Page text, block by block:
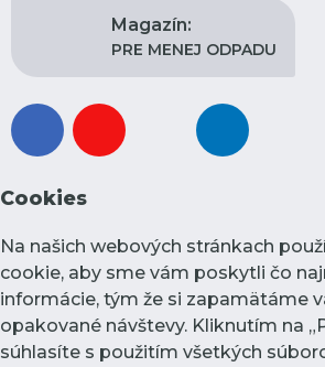
Magazín:
PRE MENEJ ODPADU
facebookyoutube instagramlinkedin
Cookies
Na našich webových stránkach
cookie, aby sme vám poskytli čo
informácie, tým že si zapamätáme
opakované návštevy. Kliknutím na
súhlasíte s použitím všetkých